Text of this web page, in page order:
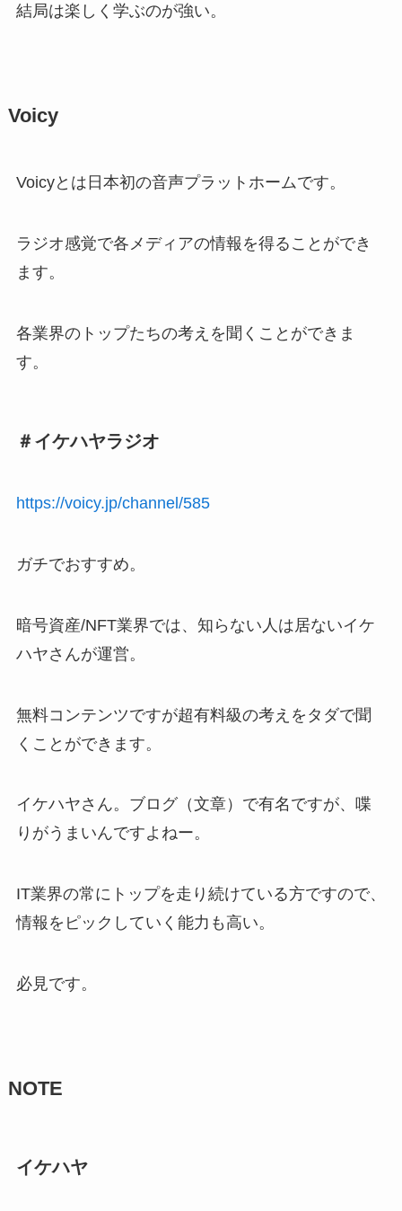
結局は楽しく学ぶのが強い。
Voicy
Voicyとは日本初の音声プラットホームです。
ラジオ感覚で各メディアの情報を得ることができ
ます。
各業界のトップたちの考えを聞くことができま
す。
＃イケハヤラジオ
https://voicy.jp/channel/585
ガチでおすすめ。
暗号資産/NFT業界では、知らない人は居ないイケ
ハヤさんが運営。
無料コンテンツですが超有料級の考えをタダで聞
くことができます。
イケハヤさん。ブログ（文章）で有名ですが、喋
りがうまいんですよねー。
IT業界の常にトップを走り続けている方ですので、
情報をピックしていく能力も高い。
必見です。
NOTE
イケハヤ